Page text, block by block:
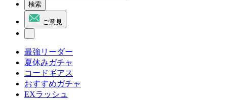
検索
ご意見
最強リーダー
夏休みガチャ
コードギアス
おすすめガチャ
EXラッシュ